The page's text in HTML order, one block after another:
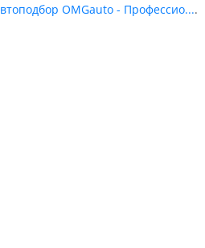
OMGauto - Профессио....